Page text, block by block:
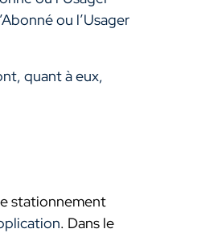
ou l’Usager
quant à eux,
stationnement
. Dans le